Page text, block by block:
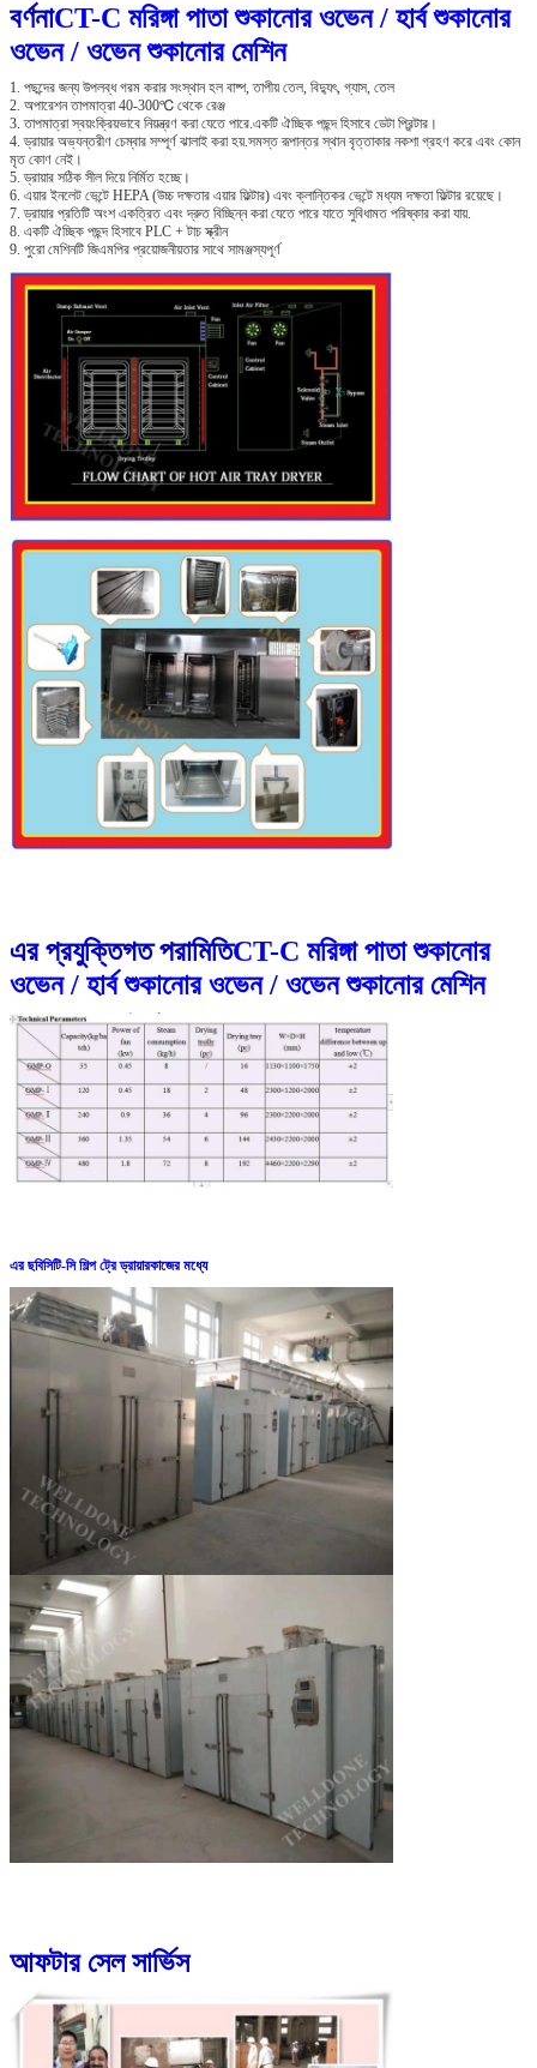
বর্ণনাCT-C মরিঙ্গা পাতা শুকানোর ওভেন / হার্ব শুকানোর
ওভেন / ওভেন শুকানোর মেশিন
1. পছন্দের জন্য উপলব্ধ গরম করার সংস্থান হল বাষ্প, তাপীয় তেল, বিদ্যুৎ, গ্যাস, তেল
2. অপারেশন তাপমাত্রা 40-300℃ থেকে রেঞ্জ
3. তাপমাত্রা স্বয়ংক্রিয়ভাবে নিয়ন্ত্রণ করা যেতে পারে.একটি ঐচ্ছিক পছন্দ হিসাবে ডেটা প্রিন্টার।
4. ড্রায়ার অভ্যন্তরীণ চেম্বার সম্পূর্ণ ঝালাই করা হয়.সমস্ত রূপান্তর স্থান বৃত্তাকার নকশা গ্রহণ করে এবং কোন
মৃত কোণ নেই।
5. ড্রায়ার সঠিক সীল দিয়ে নির্মিত হচ্ছে।
6. এয়ার ইনলেট ভেন্টে HEPA (উচ্চ দক্ষতার এয়ার ফিল্টার) এবং ক্লান্তিকর ভেন্টে মধ্যম দক্ষতা ফিল্টার রয়েছে।
7. ড্রায়ার প্রতিটি অংশ একত্রিত এবং দ্রুত বিচ্ছিন্ন করা যেতে পারে যাতে সুবিধামত পরিষ্কার করা যায়.
8. একটি ঐচ্ছিক পছন্দ হিসাবে PLC + টাচ স্ক্রীন
9. পুরো মেশিনটি জিএমপির প্রয়োজনীয়তার সাথে সামঞ্জস্যপূর্ণ
এর প্রযুক্তিগত পরামিতিCT-C মরিঙ্গা পাতা শুকানোর
ওভেন / হার্ব শুকানোর ওভেন / ওভেন শুকানোর মেশিন
এর ছবিসিটি-সি শিল্প ট্রে ড্রায়ারকাজের মধ্যে
আফটার সেল সার্ভিস